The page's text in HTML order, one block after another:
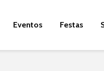
Eventos Festas